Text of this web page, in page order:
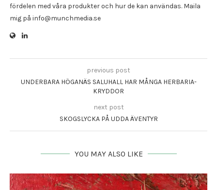
fördelen med våra produkter och hur de kan användas. Maila
mig på info@munchmedia.se
previous post
UNDERBARA HÖGANÄS SALUHALL HAR MÅNGA HERBARIA-
KRYDDOR
next post
SKOGSLYCKA PÅ UDDA ÄVENTYR
YOU MAY ALSO LIKE